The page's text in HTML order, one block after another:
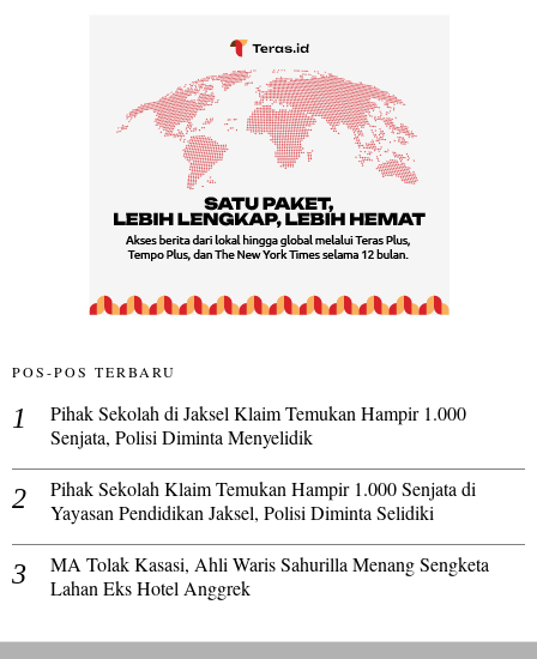
POS-POS TERBARU
Pihak Sekolah di Jaksel Klaim Temukan Hampir 1.000
Senjata, Polisi Diminta Menyelidik
Pihak Sekolah Klaim Temukan Hampir 1.000 Senjata di
Yayasan Pendidikan Jaksel, Polisi Diminta Selidiki
MA Tolak Kasasi, Ahli Waris Sahurilla Menang Sengketa
Lahan Eks Hotel Anggrek